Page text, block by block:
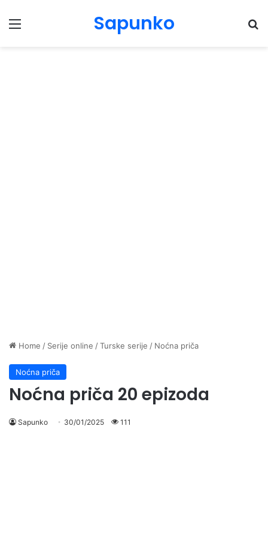
Menu Sapunko
Home / Serije online /Turske serije / Noćna priča
Noćna priča
Noćna priča 20 epizoda
Sapunko 30/01/2025 111